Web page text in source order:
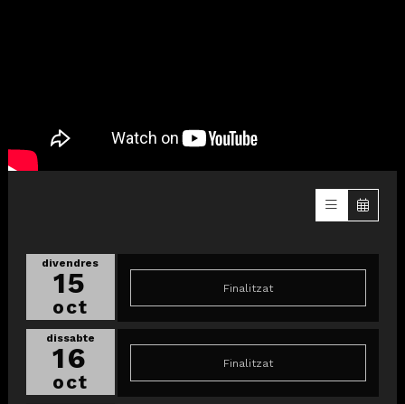
divendres
15
oct
Finalitzat
dissabte
16
oct
Finalitzat